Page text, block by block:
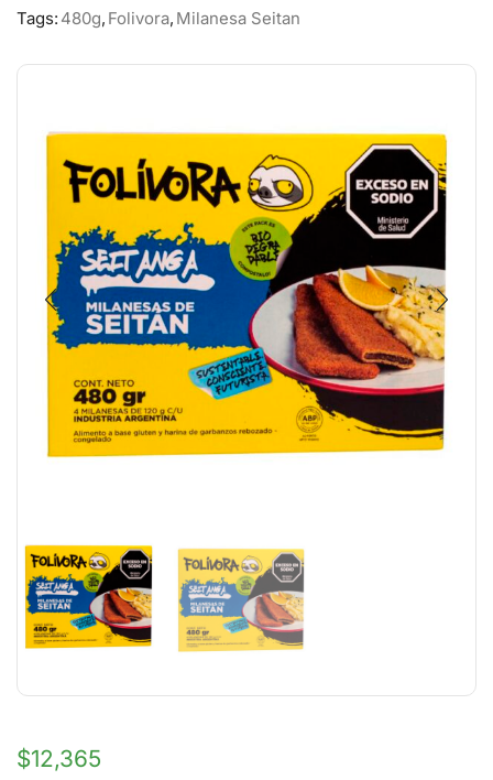
Tags: 480g, Folivora, Milanesa Seitan
$12,365